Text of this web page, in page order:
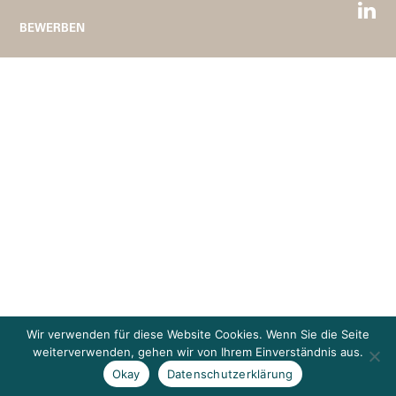
BEWERBEN
Wir verwenden für diese Website Cookies. Wenn Sie die Seite
weiterverwenden, gehen wir von Ihrem Einverständnis aus.
Okay
Datenschutzerklärung